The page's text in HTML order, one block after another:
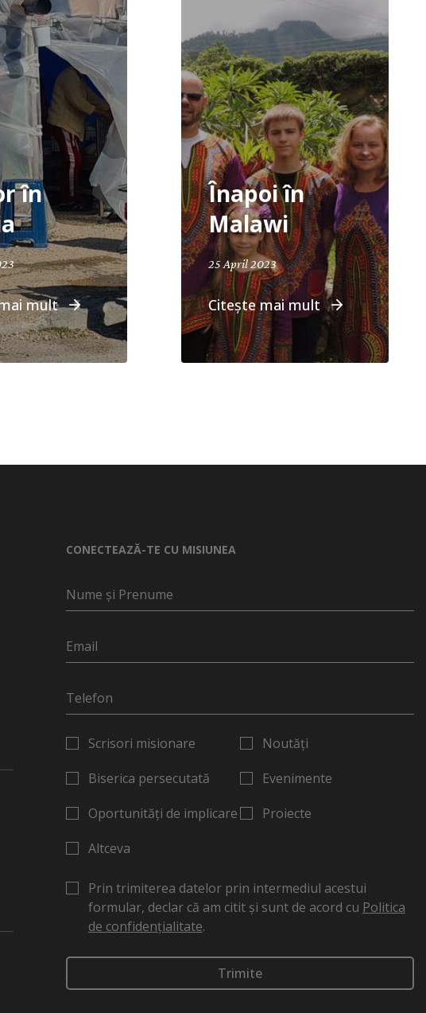
în
mult
Înapoi în
Malawi
25 April 2023
Citește mai mult
CONECTEAZĂ-TE CU MISIUNEA
Scrisori misionare
Biserica persecutată
Oportunități de implicare
Noutăți
Evenimente
Proiecte
Altceva
Prin trimiterea datelor prin intermediul acestui
formular, declar că am citit și sunt de acord cu Politica
de confidențialitate.